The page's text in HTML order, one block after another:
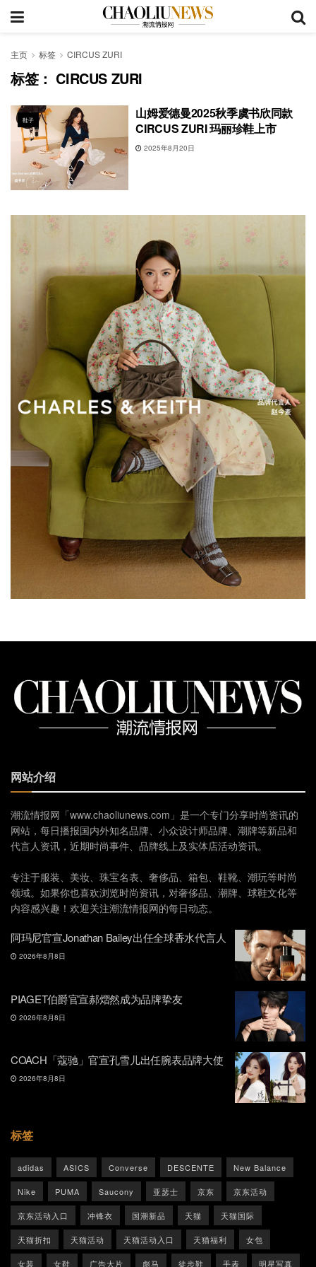
主页 标签 CIRCUS ZURI
标签： CIRCUS ZURI
鞋子
山姆爱德曼2025秋季虞书欣同款
CIRCUS ZURI 玛丽珍鞋上市
2025年8月20日
网站介绍
潮流情报网「www.chaoliunews.com」是一个专门分享时尚资讯的
网站，每日播报国内外知名品牌、小众设计师品牌、潮牌等新品和
代言人资讯，近期时尚事件、品牌线上及实体店活动资讯。
专注于服装、美妆、珠宝名表、奢侈品、箱包、鞋靴、潮玩等时尚
领域。如果你也喜欢浏览时尚资讯，对奢侈品、潮牌、球鞋文化等
内容感兴趣！欢迎关注潮流情报网的每日动态。
阿玛尼官宣Jonathan Bailey出任全球香水代言人
2026年8月8日
PIAGET伯爵官宣郝熠然成为品牌挚友
2026年8月8日
COACH「蔻驰」官宣孔雪儿出任腕表品牌大使
2026年8月8日
标签
adidas ASICS Converse DESCENTE New Balance
Nike PUMA Saucony 亚瑟士 京东 京东活动
京东活动入口 冲锋衣 国潮新品 天猫 天猫国际
天猫折扣 天猫活动 天猫活动入口 天猫福利 女包
女装 女鞋 广告大片 彪马 徒步鞋 手表 明星写真